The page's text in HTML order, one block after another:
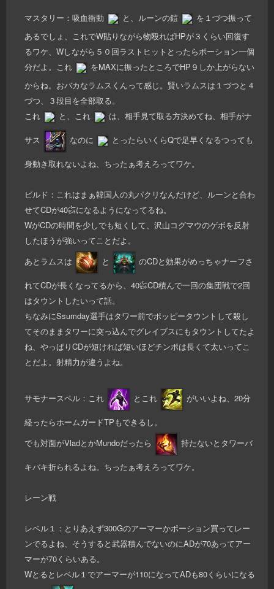
マスタリー：吸血衝動 と、ルーンの鎧
を１づつ振って
あるでしょ、これでW貼りながら物殴ればHPが３くらい回復す
るワケ、Wしながら５０回ラストヒットとったらポーション一個
分だよ。これ
をMAXに振ったところでHP９しか上がらない
からね。おバカなラムスくんって感じ。賢いラムスは１づつと４
づつ、３段目を全部取る。
これ
と、これ は、相手見て取る方決めてね、相手がナ
サス なのに とったらいくらQで足早くなるつっても
身動き取れないよね、ちったぁ考えろってワケ。
ビルド：これはまぁ韓国人の丸パクリなんだけど、ルーンと合わ
せてCDが40㌫になるようになってるね。
WがCDの時間を少しでも短くして、沢山コグマウのゲボを反射
したほうが強いってことだよ。
あとラムスは
と のCDと効果がめっちゃナーフさ
れてCDが長くなってるから、40㌫CD積んで一回の集団戦で2回
はタウントしたいって話。
ちなみにSsumday選手はタワー前でポッピータウントして殺し
てそのままタワーに突っ込んでグレイブスにもタウントしてたよ
ね、やっぱりCDが短ければ短いほどチンポは長くて太いってこ
とだよ。射精力が違うよね。
サモナースペル：これ とこれ がいいよね、20分
経ったらホームガードTPもできるし。
でも対面がVladとかMundoだったら
持たないとタワーバ
キバキ折られるよね。ちったぁ考えろってワケ。
レーン戦
レベル１：とりあえず300Gのアーマーかポーション買ってレー
ンでるよね、そうすると武器積んでないのにADが70あってアー
マーが70くらいある。
Wとるとレベル１でアーマーが110になってADも80くらいになる